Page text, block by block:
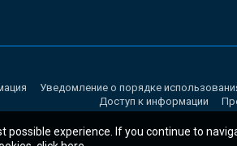
Уведомление о порядке
Доступ к информации
experience. If you continue to